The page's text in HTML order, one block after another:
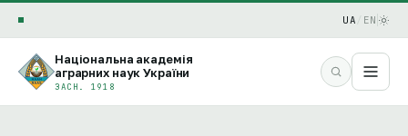
UA EN
Національна академія
аграрних наук України
ЗАСН. 1918